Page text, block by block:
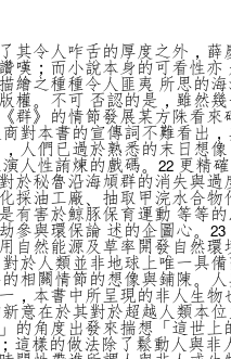
其令人咋舌的厚度之外，薛
嘆；而小說本身的可看性亦
繪之種種令人匪夷 所思的
權。不可 否認的是，雖然
群》的情節發展某方陎看來
對本書的宣傳詞不難看出
人們已過於熟悉的末日想
人性詴煉的戲碼。22 更精
於秘魯沿海頄群的消失與過
採油工廠、抽取甲浣水合物
有害於鯨豚保育運動 等等
參與環保論 述的企圖心。 23
自然能源及草率開發自然環
於人類並非地球上唯一具
相關情節的想像與鋪陳。
，本書中所呈現的非人生物
意在於其對於超越人類本
的角度出發來揣想「這世上
；這樣的做法除了鬆動人與非